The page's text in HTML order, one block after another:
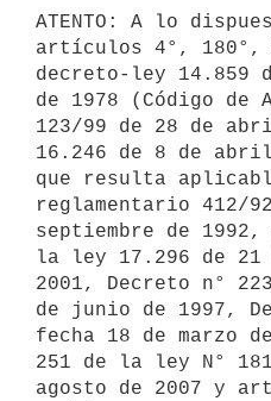
ATENTO: A lo
artículos 4°, 180°,
decreto-ley 14.859
de 1978 (Código de
123/99 de 28 de
16.246 de 8 de
que resulta
reglamentario 412/
septiembre de
la ley 17.296 de 21
2001, Decreto n°
de junio de 1997,
fecha 18 de marzo
251 de la ley N°
agosto de 2007 y